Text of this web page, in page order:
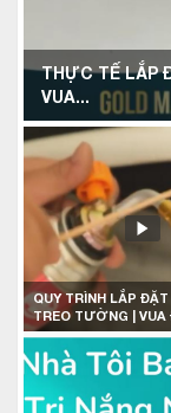
THỰC TẾ LẮP
VUA...
QUY TRÌNH LẮP ĐẶT
TREO TƯỜNG | VUA